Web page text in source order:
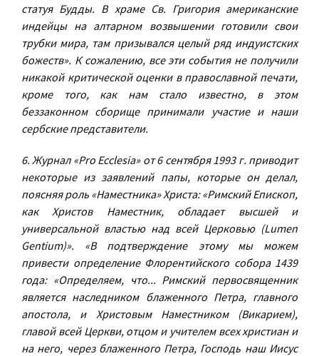
статуя Будды. В храме Св. Григория американские
индейцы на алтарном возвышении готовили свои
трубки мира, там призывался целый ряд индуистских
божеств». К сожалению, все эти события не получили
никакой критической оценки в православной печати,
кроме того, как нам стало известно, в этом
беззаконном сборище принимали участие и наши
сербские представители.
6. Журнал «Pro Ecclesia» от 6 сентября 1993 г. приводит
некоторые из заявлений папы, которые он делал,
поясняя роль «Наместника» Христа: «Римский Епископ,
как Христов Наместник, обладает высшей и
универсальной властью над всей Церковью (Lumen
Gentium)». «В подтверждение этому мы можем
привести определение Флорентийского собора 1439
года: «Определяем, что... Римский первосвященник
является наследником блаженного Петра, главного
апостола, и Христовым Наместником (Викарием),
главой всей Церкви, отцом и учителем всех христиан и
на него, через блаженного Петра, Господь наш Иисус